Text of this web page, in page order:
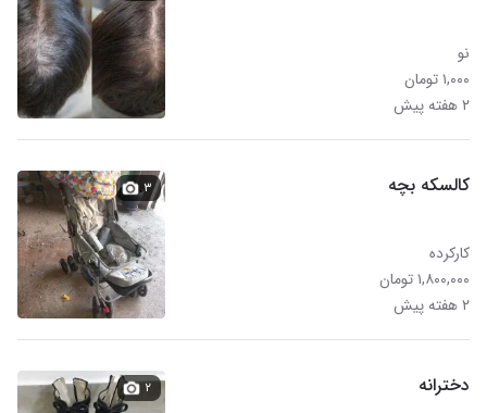
نو
۱,۰۰۰ تومان
۲ هفته پیش
کالسکه بچه
کارکرده
۱,۸۰۰,۰۰۰ تومان
۲ هفته پیش
۳
دخترانه ۲